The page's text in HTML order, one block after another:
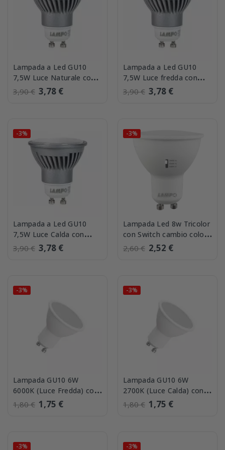
Lampada a Led GU10
7,5W Luce Naturale con
riflettore in alluminio
4000K Lampo...
3,90 € 3,78 €
Lampada a Led GU10
7,5W Luce fredda con
riflettore in alluminio
Lampo...
3,90 € 3,78 €
-3%
Lampada a Led GU10
7,5W Luce Calda con
riflettore in alluminio
Lampo...
3,90 € 3,78 €
-3%
Lampada Led 8w Tricolor
con Switch cambio colore
integrato Lampo
DIKLED8W230VMC
2,60 € 2,52 €
-3%
Lampada GU10 6W
6000K (Luce Fredda) con
chip Osram fascio 110
Gradi
1,80 € 1,75 €
-3%
Lampada GU10 6W
2700K (Luce Calda) con
chip Osram fascio 110
Gradi
1,80 € 1,75 €
-3% -3%